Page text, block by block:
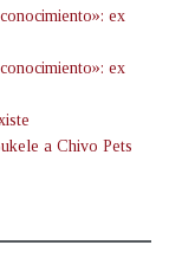
ex
ex
a Chivo Pets